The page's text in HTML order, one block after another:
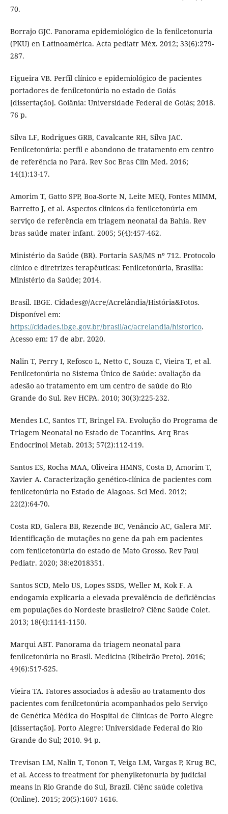
70.
Borrajo GJC. Panorama epidemiológico de la fenilcetonuria
(PKU) en Latinoamérica. Acta pediatr Méx. 2012; 33(6):279-
287.
Figueira VB. Perfil clínico e epidemiológico de pacientes
portadores de fenilcetonúria no estado de Goiás
[dissertação]. Goiânia: Universidade Federal de Goiás; 2018.
76 p.
Silva LF, Rodrigues GRB, Cavalcante RH, Silva JAC.
Fenilcetonúria: perfil e abandono de tratamento em centro
de referência no Pará. Rev Soc Bras Clin Med. 2016;
14(1):13-17.
Amorim T, Gatto SPP, Boa-Sorte N, Leite MEQ, Fontes MIMM,
Barretto J, et al. Aspectos clínicos da fenilcetonúria em
serviço de referência em triagem neonatal da Bahia. Rev
bras saúde mater infant. 2005; 5(4):457-462.
Ministério da Saúde (BR). Portaria SAS/MS nº 712. Protocolo
clínico e diretrizes terapêuticas: Fenilcetonúria, Brasília:
Ministério da Saúde; 2014.
Brasil. IBGE. Cidades@/Acre/Acrelândia/História&Fotos.
Disponível em:
https://cidades.ibge.gov.br/brasil/ac/acrelandia/historico.
Acesso em: 17 de abr. 2020.
Nalin T, Perry I, Refosco L, Netto C, Souza C, Vieira T, et al.
Fenilcetonúria no Sistema Único de Saúde: avaliação da
adesão ao tratamento em um centro de saúde do Rio
Grande do Sul. Rev HCPA. 2010; 30(3):225-232.
Mendes LC, Santos TT, Bringel FA. Evolução do Programa de
Triagem Neonatal no Estado de Tocantins. Arq Bras
Endocrinol Metab. 2013; 57(2):112-119.
Santos ES, Rocha MAA, Oliveira HMNS, Costa D, Amorim T,
Xavier A. Caracterização genético-clínica de pacientes com
fenilcetonúria no Estado de Alagoas. Sci Med. 2012;
22(2):64-70.
Costa RD, Galera BB, Rezende BC, Venâncio AC, Galera MF.
Identificação de mutações no gene da pah em pacientes
com fenilcetonúria do estado de Mato Grosso. Rev Paul
Pediatr. 2020; 38:e2018351.
Santos SCD, Melo US, Lopes SSDS, Weller M, Kok F. A
endogamia explicaria a elevada prevalência de deficiências
em populações do Nordeste brasileiro? Ciênc Saúde Colet.
2013; 18(4):1141-1150.
Marqui ABT. Panorama da triagem neonatal para
fenilcetonúria no Brasil. Medicina (Ribeirão Preto). 2016;
49(6):517-525.
Vieira TA. Fatores associados à adesão ao tratamento dos
pacientes com fenilcetonúria acompanhados pelo Serviço
de Genética Médica do Hospital de Clínicas de Porto Alegre
[dissertação]. Porto Alegre: Universidade Federal do Rio
Grande do Sul; 2010. 94 p.
Trevisan LM, Nalin T, Tonon T, Veiga LM, Vargas P, Krug BC,
et al. Access to treatment for phenylketonuria by judicial
means in Rio Grande do Sul, Brazil. Ciênc saúde coletiva
(Online). 2015; 20(5):1607-1616.